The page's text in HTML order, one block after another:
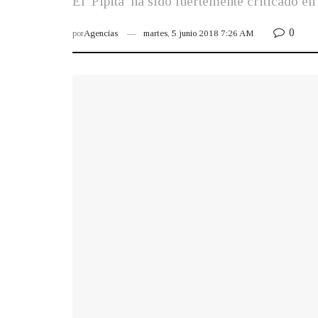
porAgencias martes, 5 junio 2018 7:26 AM 0